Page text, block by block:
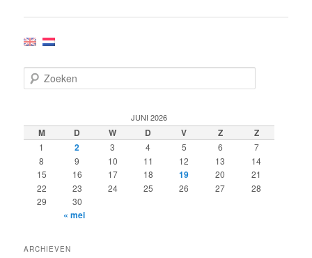
o
e
n
JUNI 2026
M D W D V Z Z
1 2 3 4 5 6
7
8
9 10 11 12 13
14
15
16 17 18 19 20
21
22
23 24 25 26 27
28
29
30
« mei
ARCHIEVEN